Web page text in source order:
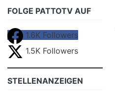
FOLGE PATTOTV AUF
1.6K Followers
1.5K Followers
STELLENANZEIGEN